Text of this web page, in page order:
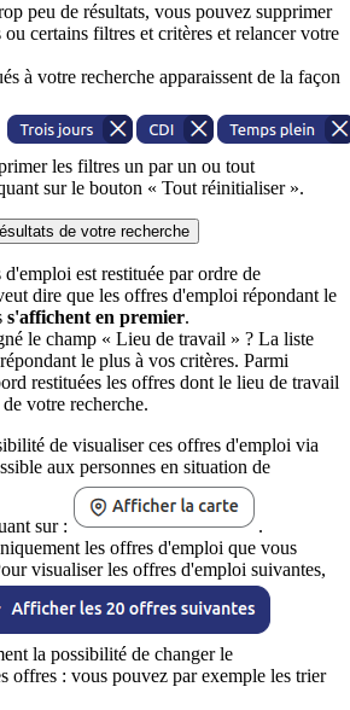
peu de résultats, vous pouvez supprimer
ou certains filtres et critères et relancer votre
à votre recherche apparaissent de la façon
les filtres un par un ou tout
sur le bouton « Tout réinitialiser ».
de votre recherche
est restituée par ordre de
dire que les offres d'emploi répondant le
s'affichent en premier.
le champ « Lieu de travail » ? La liste
le plus à vos critères. Parmi
restituées les offres dont le lieu de travail
votre recherche.
de visualiser ces offres d'emploi via
aux personnes en situation de
sur :
.
les offres d'emploi que vous
visualiser les offres d'emploi suivantes,
la possibilité de changer le
offres : vous pouvez par exemple les trier